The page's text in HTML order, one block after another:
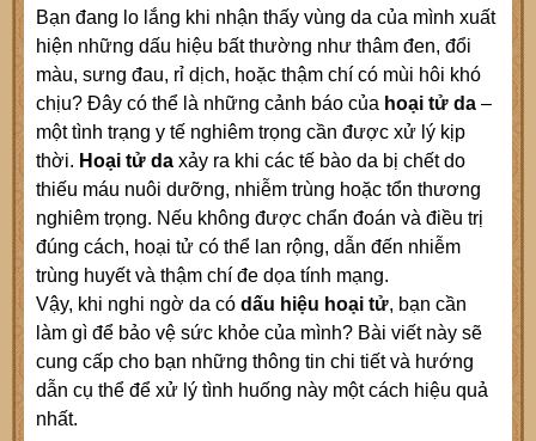
Bạn đang lo lắng khi nhận thấy vùng da của mình xuất
hiện những dấu hiệu bất thường như thâm đen, đổi
màu, sưng đau, rỉ dịch, hoặc thậm chí có mùi hôi khó
chịu? Đây có thể là những cảnh báo của hoại tử da –
một tình trạng y tế nghiêm trọng cần được xử lý kịp
thời. Hoại tử da xảy ra khi các tế bào da bị chết do
thiếu máu nuôi dưỡng, nhiễm trùng hoặc tổn thương
nghiêm trọng. Nếu không được chẩn đoán và điều trị
đúng cách, hoại tử có thể lan rộng, dẫn đến nhiễm
trùng huyết và thậm chí đe dọa tính mạng.
Vậy, khi nghi ngờ da có dấu hiệu hoại tử, bạn cần
làm gì để bảo vệ sức khỏe của mình? Bài viết này sẽ
cung cấp cho bạn những thông tin chi tiết và hướng
dẫn cụ thể để xử lý tình huống này một cách hiệu quả
nhất.